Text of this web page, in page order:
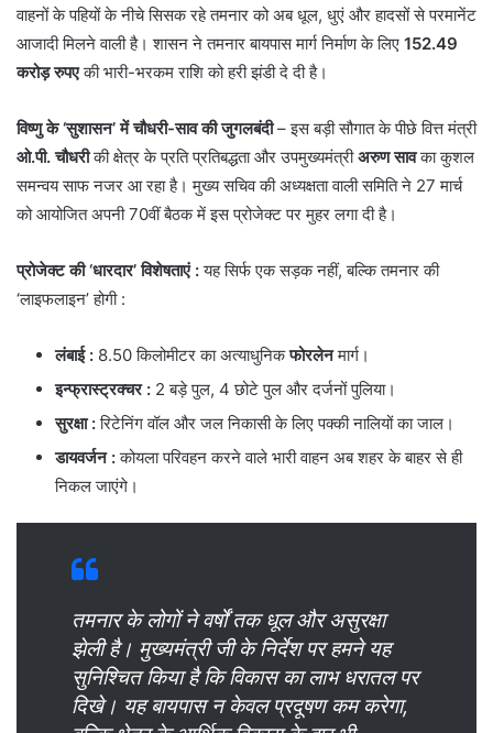
वाहनों के पहियों के नीचे सिसक रहे तमनार को अब धूल, धुएं और हादसों से परमानेंट
आजादी मिलने वाली है। शासन ने तमनार बायपास मार्ग निर्माण के लिए 152.49
करोड़ रुपएकी भारी-भरकम राशि को हरी झंडी दे दी है।
विष्णु के ‘सुशासन’ में चौधरी-साव की जुगलबंदी– ​इस बड़ी सौगात के पीछे वित्त मंत्री
ओ.पी. चौधरीकी क्षेत्र के प्रति प्रतिबद्धता और उपमुख्यमंत्रीअरुण सावका कुशल
समन्वय साफ नजर आ रहा है। मुख्य सचिव की अध्यक्षता वाली समिति ने 27 मार्च
को आयोजित अपनी 70वीं बैठक में इस प्रोजेक्ट पर मुहर लगा दी है।
प्रोजेक्ट की ‘धारदार’ विशेषताएं :यह सिर्फ एक सड़क नहीं, बल्कि तमनार की
‘लाइफलाइन’ होगी :
लंबाई : 8.50 किलोमीटर का अत्याधुनिकफोरलेनमार्ग।
इन्फ्रास्ट्रक्चर : 2 बड़े पुल, 4 छोटे पुल और दर्जनों पुलिया।
सुरक्षा :रिटेनिंग वॉल और जल निकासी के लिए पक्की नालियों का जाल।
डायवर्जन :कोयला परिवहन करने वाले भारी वाहन अब शहर के बाहर से ही
निकल जाएंगे।
तमनार के लोगों ने वर्षों तक धूल और असुरक्षा
झेली है। मुख्यमंत्री जी के निर्देश पर हमने यह
सुनिश्चित किया है कि विकास का लाभ धरातल पर
दिखे। यह बायपास न केवल प्रदूषण कम करेगा,